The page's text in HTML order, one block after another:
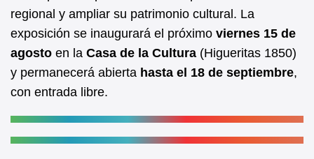
regional y ampliar su patrimonio cultural. La
exposición se inaugurará el próximo viernes 15 de
agosto en la Casa de la Cultura (Higueritas 1850)
y permanecerá abierta hasta el 18 de septiembre,
con entrada libre.